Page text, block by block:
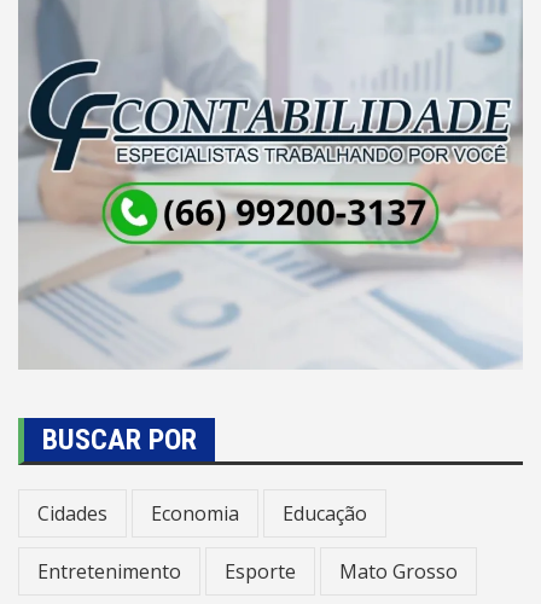
BUSCAR POR
Cidades Economia Educação
Entretenimento Esporte Mato Grosso